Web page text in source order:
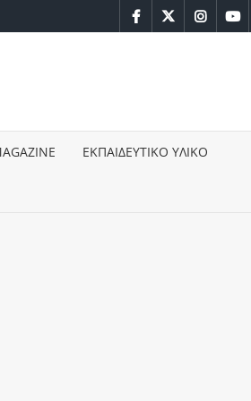
facebook
twitter
ΕΚΠΑΙΔΕΥΤΙΚΟ ΥΛΙΚΟ